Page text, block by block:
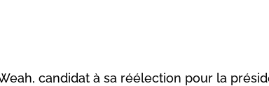
candidat à sa réélection pour la